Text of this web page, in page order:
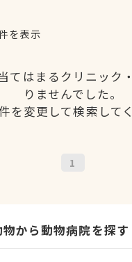
を表示
てはまるクリニック
りませんでした。
を変更して検索して
1
から動物病院を探す